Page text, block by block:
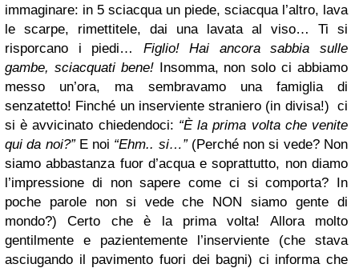
immaginare: in 5 sciacqua un piede, sciacqua l’altro, lava
le scarpe, rimettitele, dai una lavata al viso… Ti si
risporcano i piedi… Figlio! Hai ancora sabbia sulle
gambe, sciacquati bene!Insomma, non solo ci abbiamo
messo un’ora, ma sembravamo una famiglia di
senzatetto! Finché un inserviente straniero (in divisa!) ci
si è avvicinato chiedendoci: “È la prima volta che venite
qui da noi?” E noi “Ehm.. si…”(Perché non si vede? Non
siamo abbastanza fuor d’acqua e soprattutto, non diamo
l’impressione di non sapere come ci si comporta? In
poche parole non si vede che NON siamo gente di
mondo?) Certo che è la prima volta! Allora molto
gentilmente e pazientemente l’inserviente (che stava
asciugando il pavimento fuori dei bagni) ci informa che